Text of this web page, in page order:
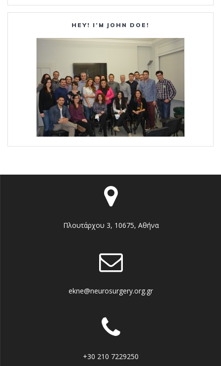
HEY! I’M JOHN DOE!
Πλουτάρχου 3, 10675, Αθήνα
ekne@neurosurgery.org.gr
+30 210 7229250